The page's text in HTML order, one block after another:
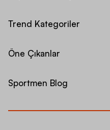
Trend Kategoriler
Öne Çıkanlar
Sportmen Blog